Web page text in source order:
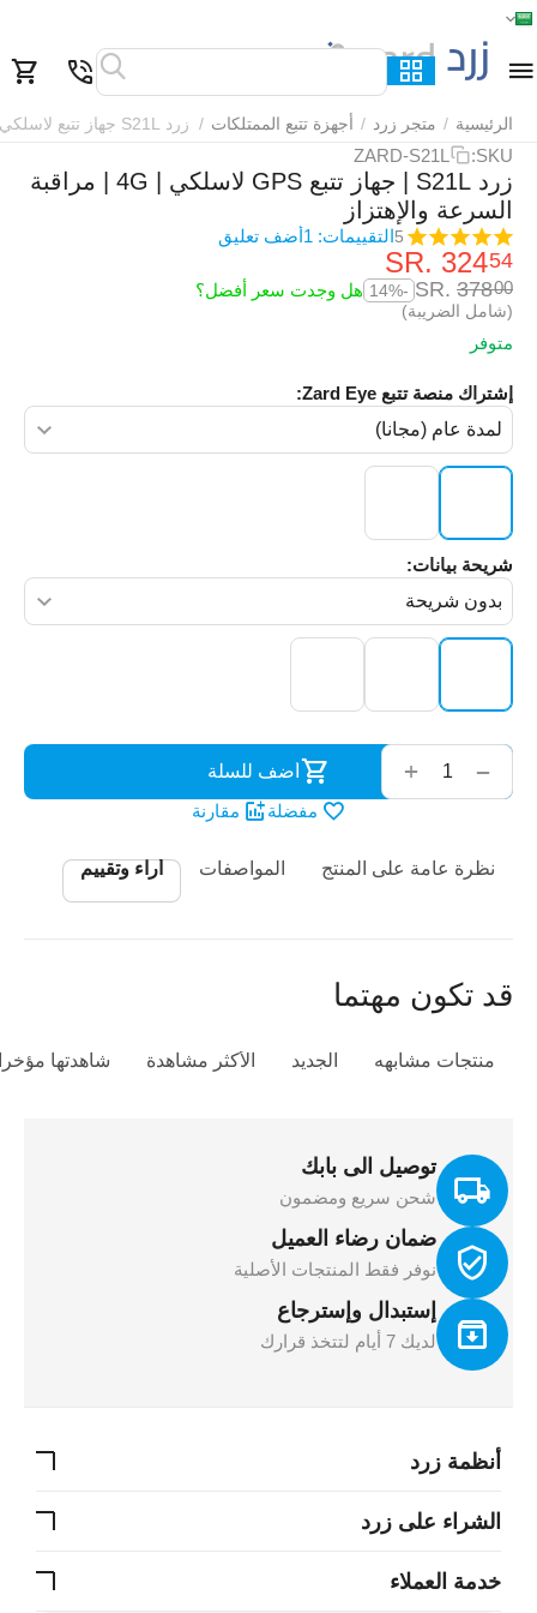
الرئيسية / متجر زرد / أجهزة تتبع الممتلكات / زرد S21L جهاز تتبع لاسلكي
SKU:
ZARD-S21L
زرد S21L | جهاز تتبع GPS لاسلكي | 4G | مراقبة
السرعة والإهتزاز
5التقييمات: 1 أضف تعليق
SR.‎324
SR.‎378
-14% هل وجدت سعر أفضل؟
(شامل الضريبة)
متوفر
إشتراك منصة تتبع Zard Eye:
شريحة بيانات:
أضف للسلة
مفضلة
مقارنة
نظرة عامة على المنتج المواصفات أراء وتقييم
قد تكون مهتما
منتجات مشابهه الجديد الأكثر مشاهدة شاهدتها مؤخرا
توصيل الى بابك
شحن سريع ومضمون
ضمان رضاء العميل
نوفر فقط المنتجات الأصلية
إستبدال وإسترجاع
لديك 7 أيام لتتخذ قرارك
أنظمة زرد
الشراء على زرد
خدمة العملاء
الرئيسية القائمة بحث السلة قائمة المفضلة